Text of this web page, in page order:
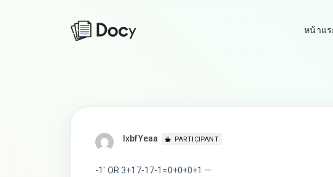
หน้าแร
lxbfYeaa PARTICIPANT
-1′ OR 3+17-17-1=0+0+0+1 —